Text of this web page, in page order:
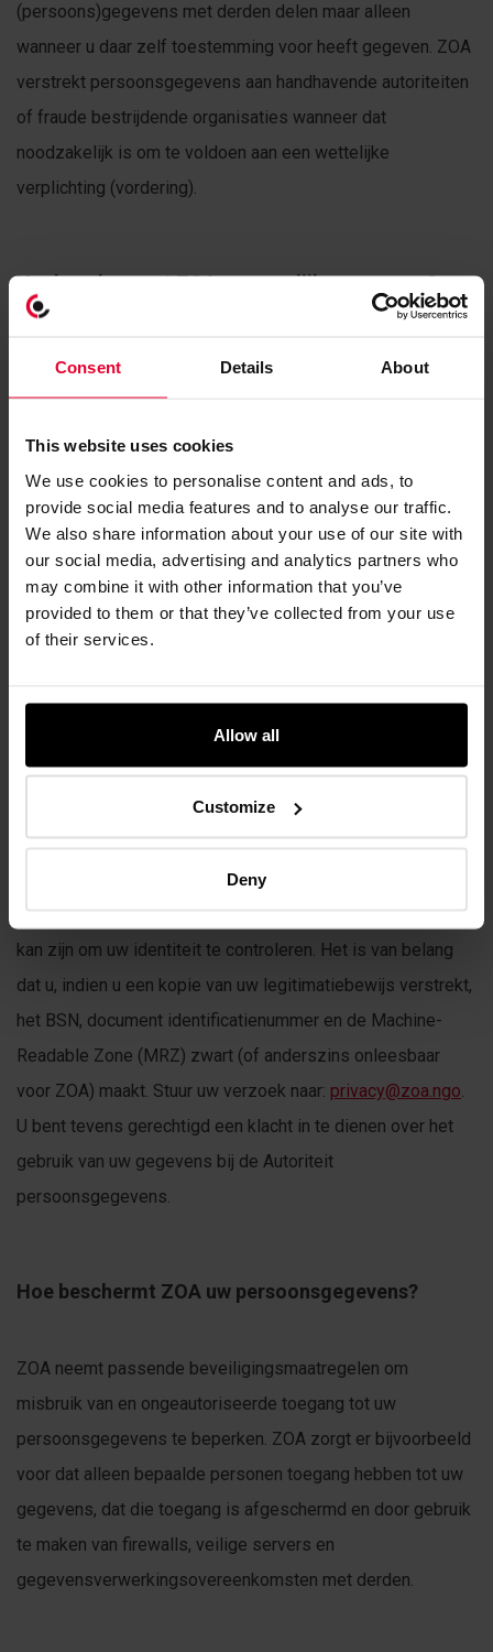
Consent Details About
This website uses cookies
We use cookies to personalise content and ads, to
provide social media features and to analyse our traffic.
We also share information about your use of our site with
our social media, advertising and analytics partners who
may combine it with other information that you’ve
provided to them or that they’ve collected from your use
of their services.
Allow all
Customize
Deny
(persoons)gegevens met derden delen maar alleen
wanneer u daar zelf toestemming voor heeft gegeven. ZOA
verstrekt persoonsgegevens aan handhavende autoriteiten
of fraude bestrijdende organisaties wanneer dat
noodzakelijk is om te voldoen aan een wettelijke
verplichting (vordering).
Hoelang bewaart ZOA persoonlijke gegevens?
ZOA bewaart uw persoonsgegevens in overeenstemming
met de AVG. De gegevens worden niet langer bewaard dan
Hoe kunt u uw gegevens inzien of laten
verwijderen?
Geeft u daarbij duidelijk aan dat het gaat om een inzage- of
correctieverzoek op grond van de AVG. U kunt ook
verzoeken uw gegevens te laten verwijderen, echter dit is
slechts mogelijk voor zover ZOA nog aan zijn wettelijke
verplichtingen kan voldoen, zoals de wettelijke
bewaartermijnen. Houdt u er rekening mee dat het
verstrekken van een kopie van een legitimatiebewijs nodig
kan zijn om uw identiteit te controleren. Het is van belang
dat u, indien u een kopie van uw legitimatiebewijs verstrekt,
het BSN, document identificatienummer en de Machine-
Readable Zone (MRZ) zwart (of anderszins onleesbaar
voor ZOA) maakt. Stuur uw verzoek naar: privacy@zoa.ngo.
U bent tevens gerechtigd een klacht in te dienen over het
gebruik van uw gegevens bij de Autoriteit
persoonsgegevens.
Hoe beschermt ZOA uw persoonsgegevens?
ZOA neemt passende beveiligingsmaatregelen om
misbruik van en ongeautoriseerde toegang tot uw
persoonsgegevens te beperken. ZOA zorgt er bijvoorbeeld
voor dat alleen bepaalde personen toegang hebben tot uw
gegevens, dat die toegang is afgeschermd en door gebruik
te maken van firewalls, veilige servers en
gegevensverwerkingsovereenkomsten met derden.